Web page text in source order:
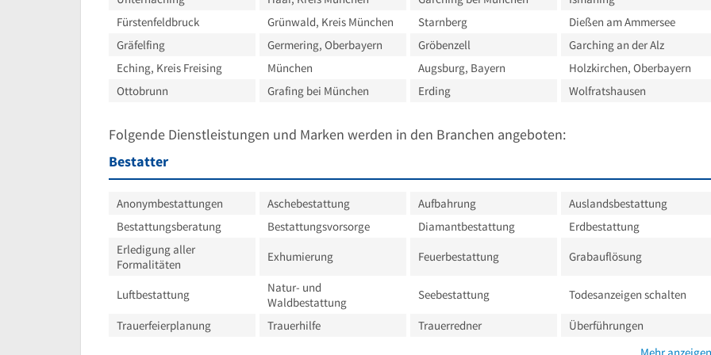
Fürstenfeldbruck
Grünwald, Kreis München Starnberg
Dießen am Ammersee
Gräfelfing
Germering, Oberbayern Gröbenzell
Garching an der Alz
Eching, Kreis Freising
München Augsburg, Bayern
Holzkirchen, Oberbayern
Ottobrunn
Grafing bei München Erding Wolfratshausen
Folgende Dienstleistungen und Marken werden in den Branchen angeboten:
Bestatter
Anonymbestattungen Aschebestattung Aufbahrung
Auslandsbestattung
Bestattungsberatung
Bestattungsvorsorge Diamantbestattung
Erdbestattung
Erledigung aller
Formalitäten
Exhumierung Feuerbestattung Grabauflösung
Luftbestattung
Natur- und
Waldbestattung
Seebestattung Todesanzeigen schalten
Trauerfeierplanung Trauerhilfe Trauerredner
Überführungen
Mehr anzeigen